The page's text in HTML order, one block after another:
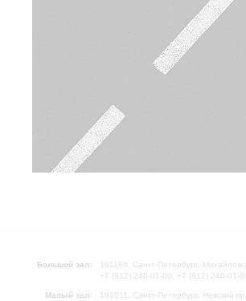
Большой зал:
191186, Санкт-Петербург,
+7 (812) 240-01-00, +7 (812) 240-01-
Малый зал:
191011, Санкт-Петербург, Невский